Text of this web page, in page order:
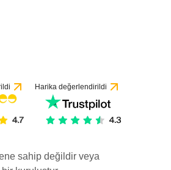
Harika değerlendirildi
sahip değildir veya